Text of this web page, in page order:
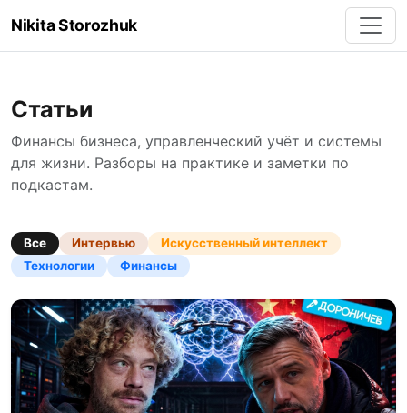
Nikita Storozhuk
Статьи
Финансы бизнеса, управленческий учёт и системы
для жизни. Разборы на практике и заметки по
подкастам.
Все Интервью
Искусственный интеллект
Технологии
Финансы